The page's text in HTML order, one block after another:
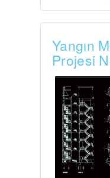
Yangın
Projesi